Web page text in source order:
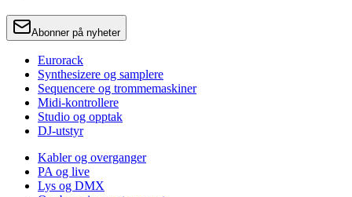
Abonner på nyheter
Eurorack
Synthesizere og samplere
Sequencere og trommemaskiner
Midi-kontrollere
Studio og opptak
DJ-utstyr
Kabler og overganger
PA og live
Lys og DMX